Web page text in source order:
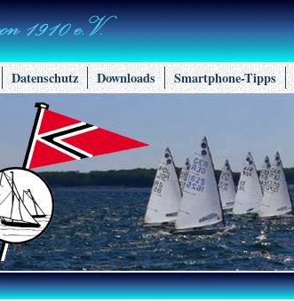
Datenschutz Downloads Smartphone-Tipps